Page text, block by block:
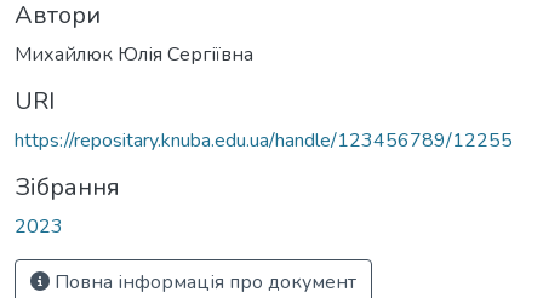
Автори
Михайлюк Юлія Сергіївна
URI
https://repositary.knuba.edu.ua/handle/123456789/12255
Зібрання
2023
Повна інформація про документ